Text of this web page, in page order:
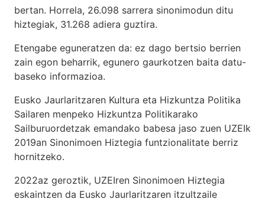
bertan. Horrela, 26.098 sarrera sinonimodun ditu
hiztegiak, 31.268 adiera guztira.
Etengabe eguneratzen da: ez dago bertsio berrien
zain egon beharrik, egunero gaurkotzen baita datu-
baseko informazioa.
Eusko Jaurlaritzaren Kultura eta Hizkuntza Politika
Sailaren menpeko Hizkuntza Politikarako
Sailburuordetzak emandako babesa jaso zuen UZEIk
2019an Sinonimoen Hiztegia funtzionalitate berriz
hornitzeko.
2022az geroztik, UZEIren Sinonimoen Hiztegia
eskaintzen da Eusko Jaurlaritzaren itzultzaile